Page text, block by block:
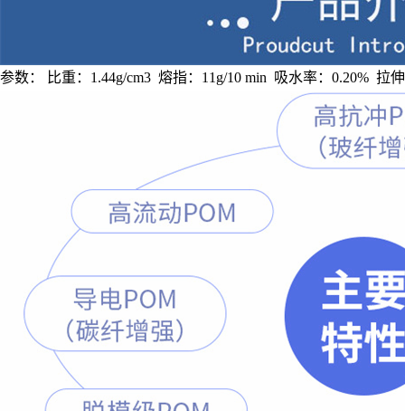
参数： 比重：1.44g/cm3 熔指：11g/10 min 吸水率：0.20% 拉